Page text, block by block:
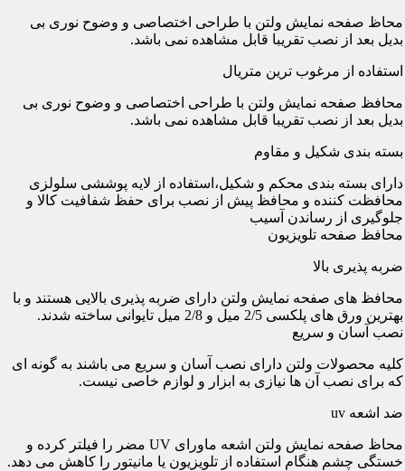
محاظ صفحه نمایش ولتن با طراحی اختصاصی و وضوح نوری بی
بدیل بعد از نصب تقریبا قابل مشاهده نمی باشد.
استفاده از مرغوب ترین متریال
محافظ صفحه نمایش ولتن با طراحی اختصاصی و وضوح نوری بی
بدیل بعد از نصب تقریبا قابل مشاهده نمی باشد.
بسته بندی شکیل و مقاوم
دارای بسته بندی محکم و شکیل،استفاده از لایه پوششی سلولزی
محافظت کننده و محافظ پیش از نصب برای حفظ شفافیت کالا و
جلوگیری از رساندن آسیب
محافظ صفحه تلویزیون
ضربه پذیری بالا
محافظ های صفحه نمایش ولتن دارای ضربه پذیری بالایی هستند و با
بهترین ورق های پلکسی 2/5 میل و 2/8 میل تایوانی ساخته شدند.
نصب آسان و سریع
کلیه محصولات ولتن دارای نصب آسان و سریع می باشند به گونه ای
که برای نصب آن ها نیازی به ابزار و لوازم خاصی نیست.
ضد اشعه uv
محاظ صفحه نمایش ولتن اشعه ماورای UV مضر را فیلتر کرده و
خستگی چشم هنگام استفاده از تلویزیون یا مانیتور را کاهش می دهد.